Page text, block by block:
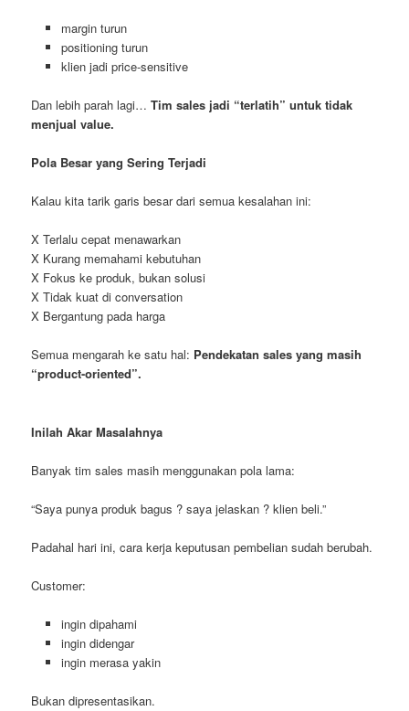
margin turun
positioning turun
klien jadi price-sensitive
Dan lebih parah lagi…Tim sales jadi “terlatih” untuk tidak
menjual value.
Pola Besar yang Sering Terjadi
Kalau kita tarik garis besar dari semua kesalahan ini:
X Terlalu cepat menawarkan
X Kurang memahami kebutuhan
X Fokus ke produk, bukan solusi
X Tidak kuat di conversation
X Bergantung pada harga
Semua mengarah ke satu hal: Pendekatan sales yang masih
“product-oriented”.
Inilah Akar Masalahnya
Banyak tim sales masih menggunakan pola lama:
“Saya punya produk bagus ? saya jelaskan ? klien beli.”
Padahal hari ini, cara kerja keputusan pembelian sudah berubah.
Customer:
ingin dipahami
ingin didengar
ingin merasa yakin
Bukan dipresentasikan.